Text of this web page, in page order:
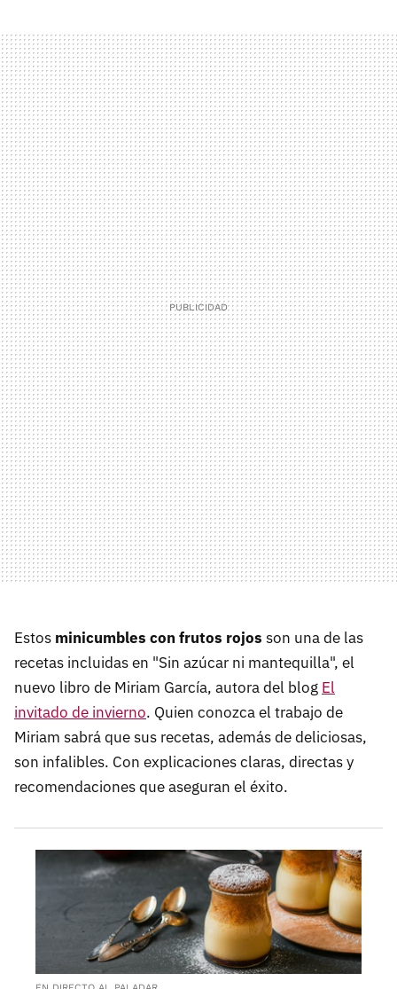
Estos minicumbles con frutos rojos son una de las
recetas incluidas en "Sin azúcar ni mantequilla", el
nuevo libro de Miriam García, autora del blog El
invitado de invierno. Quien conozca el trabajo de
Miriam sabrá que sus recetas, además de deliciosas,
son infalibles. Con explicaciones claras, directas y
recomendaciones que aseguran el éxito.